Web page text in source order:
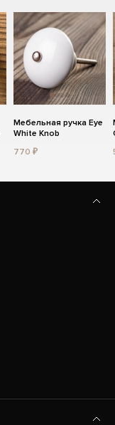
Мебельная ручка Eye
White Knob
770 ₽